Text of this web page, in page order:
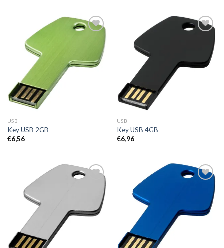
USB
Key USB 2GB
€6,56
USB
Key USB 4GB
€6,96